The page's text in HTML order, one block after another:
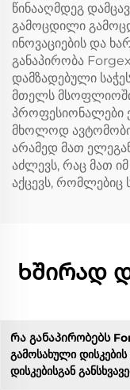
წინააღმდეგ
გამოცდილი
ინოვაციების და
განაპირობა
დამზადებული
მთელს მსოფლიოში
პროფესიონალები
მხოლოდ
არამედ მათ
აძლევს, რაც მათ
აქცევს,
Ხშირად
Რა განაპირობებს
გამოსახული
დისკებისგან